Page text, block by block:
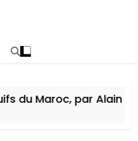
du Maroc, par Alain